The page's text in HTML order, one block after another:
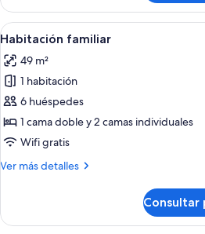
estudio
(VinWoders
&
Abrir
todas
las
fotos
de
Habitación
familiar
9
Habitación familiar
49 m²
1 habitación
6 huéspedes
1 cama doble y 2 camas individuales
Wifi gratis
Ver más detalles
Más
familiar
Consultar